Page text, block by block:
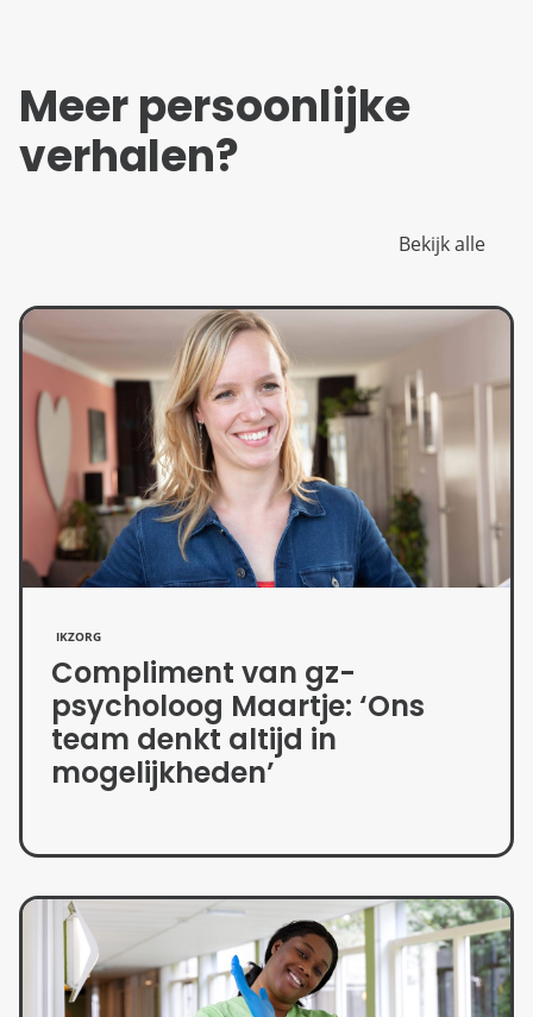
Meer persoonlijke
verhalen?
Bekijk alle
IKZORG
Compliment van gz-
psycholoog Maartje: ‘Ons
team denkt altijd in
mogelijkheden’